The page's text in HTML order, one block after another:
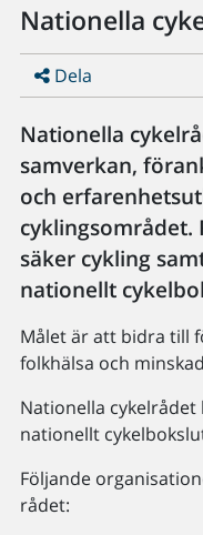
Nationella
Dela
Nationella
samverkan,
och
cyklingsområdet.
säker cykling
nationellt
Målet är att bidra till
folkhälsa och
Nationella cykelrådet
nationellt
Följande
rådet: